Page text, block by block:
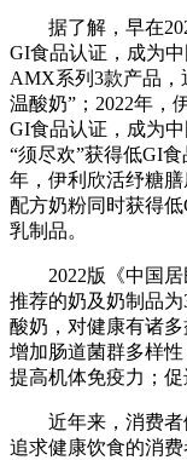
据了解，早在
GI食品认证，成为
AMX系列3款产品，
温酸奶”；2022年，
GI食品认证，成为
“须尽欢”获得低GI
年，伊利欣活纾糖
配方奶粉同时获得
乳制品。
2022版《中国居
推荐的奶及奶制品
酸奶，对健康有诸
增加肠道菌群多样
提高机体免疫力；促
近年来，消费者
追求健康饮食的消